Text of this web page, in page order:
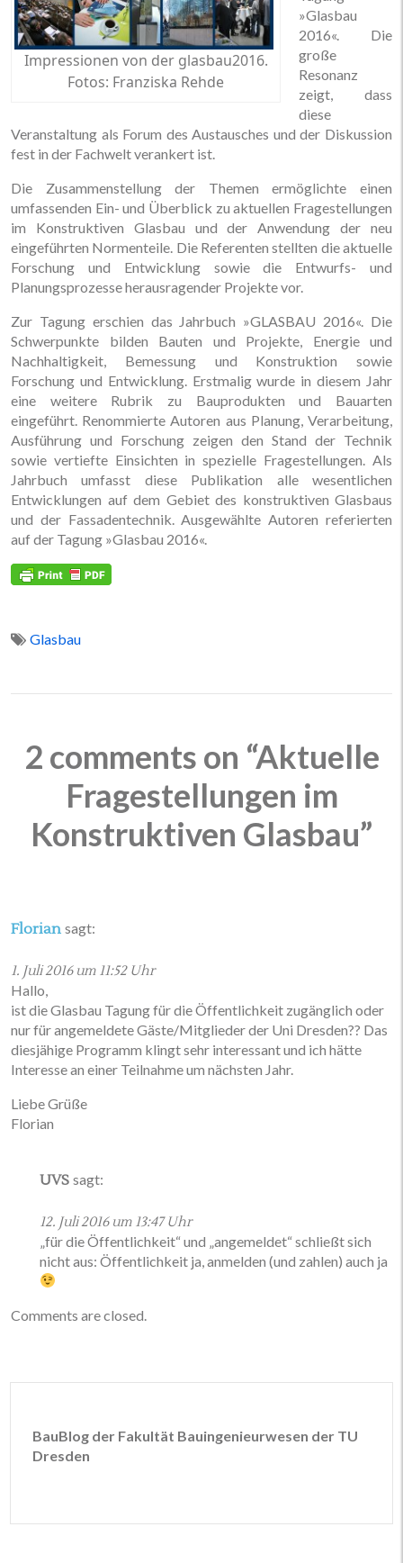
Impressionen von der glasbau2016.
Fotos: Franziska Rehde
»Glasbau
2016«. Die
große
Resonanz
zeigt, dass
diese
Veranstaltung als Forum des Austausches und der Diskussion
fest in der Fachwelt verankert ist.
Die Zusammenstellung der Themen ermöglichte einen
umfassenden Ein- und Überblick zu aktuellen Fragestellungen
im Konstruktiven Glasbau und der Anwendung der neu
eingeführten Normenteile. Die Referenten stellten die aktuelle
Forschung und Entwicklung sowie die Entwurfs- und
Planungsprozesse herausragender Projekte vor.
Zur Tagung erschien das Jahrbuch »GLASBAU 2016«. Die
Schwerpunkte bilden Bauten und Projekte, Energie und
Nachhaltigkeit, Bemessung und Konstruktion sowie
Forschung und Entwicklung. Erstmalig wurde in diesem Jahr
eine weitere Rubrik zu Bauprodukten und Bauarten
eingeführt. Renommierte Autoren aus Planung, Verarbeitung,
Ausführung und Forschung zeigen den Stand der Technik
sowie vertiefte Einsichten in spezielle Fragestellungen. Als
Jahrbuch umfasst diese Publikation alle wesentlichen
Entwicklungen auf dem Gebiet des konstruktiven Glasbaus
und der Fassadentechnik. Ausgewählte Autoren referierten
auf der Tagung »Glasbau 2016«.
Glasbau
2 comments on “Aktuelle
Fragestellungen im
Konstruktiven Glasbau”
Florian sagt:
1. Juli 2016 um 11:52 Uhr
Hallo,
ist die Glasbau Tagung für die Öffentlichkeit zugänglich oder
nur für angemeldete Gäste/Mitglieder der Uni Dresden?? Das
diesjähige Programm klingt sehr interessant und ich hätte
Interesse an einer Teilnahme um nächsten Jahr.
Liebe Grüße
Florian
UVS sagt:
12. Juli 2016 um 13:47 Uhr
„für die Öffentlichkeit“ und „angemeldet“ schließt sich
nicht aus: Öffentlichkeit ja, anmelden (und zahlen) auch ja
Comments are closed.
BauBlog der Fakultät Bauingenieurwesen der TU
Dresden